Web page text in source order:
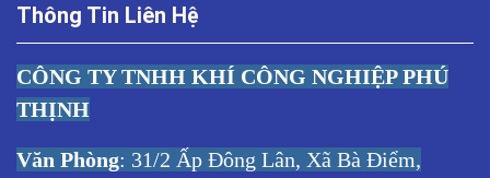
Thông Tin Liên Hệ
CÔNG TY TNHH KHÍ CÔNG NGHIỆP PHÚ
THỊNH
Văn Phòng: 31/2 Ấp Đông Lân, Xã Bà Điểm,